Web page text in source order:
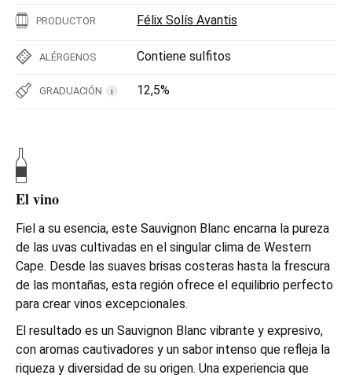
PRODUCTOR Félix Solís Avantis
ALÉRGENOS Contiene sulfitos
GRADUACIÓN i 12,5%
El vino
Fiel a su esencia, este Sauvignon Blanc encarna la pureza
de las uvas cultivadas en el singular clima de Western
Cape. Desde las suaves brisas costeras hasta la frescura
de las montañas, esta región ofrece el equilibrio perfecto
para crear vinos excepcionales.
El resultado es un Sauvignon Blanc vibrante y expresivo,
con aromas cautivadores y un sabor intenso que refleja la
riqueza y diversidad de su origen. Una experiencia que